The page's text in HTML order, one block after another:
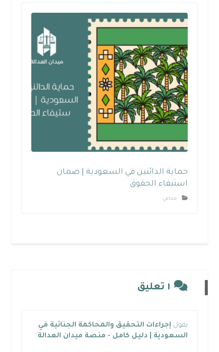
حماية الدائنين في السعودية | ضمان
استيفاء الحقوق
محامي
١ تعليق
يقول إجراءات التحقيق والمحاكمة الجنائية في
السعودية | دليل كامل - منصة ميدان العدالة: